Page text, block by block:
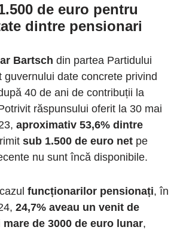
de euro pentru
dintre pensionari
Bartsch din partea Partidului
guvernului date concrete privind
40 de ani de contribuții la
răspunsului oferit la 30 mai
aproximativ 53,6% dintre
sub 1.500 de euro net pe
nu sunt încă disponibile.
funcționarilor pensionați, în
24,7% aveau un venit de
de 3000 de euro lunar,